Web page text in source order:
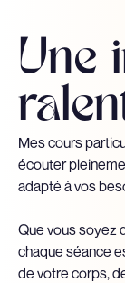
Une
Mes cours
écouter
adapté à vos
Que vous soyez
chaque séance
de votre corps,